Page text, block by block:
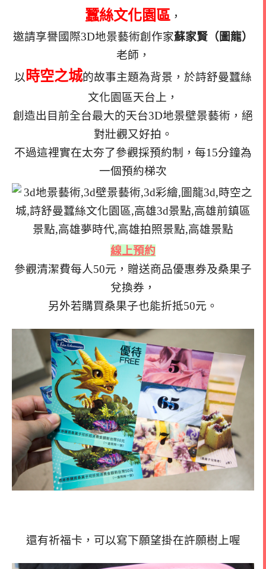
蠶絲文化園區，
邀請享譽國際3D地景藝術創作家蘇家賢（圖龍）
老師，
以 時空之城的故事主題為背景，於詩舒曼蠶絲
文化園區天台上，
創造出目前全台最大的天台3D地景壁景藝術，絕
對壯觀又好拍。
不過這裡實在太夯了參觀採預約制，每15分鐘為
一個預約梯次
線上預約
參觀清潔費每人50元，贈送商品優惠券及桑果子
兌換券，
另外若購買桑果子也能折抵50元。
還有祈福卡，可以寫下願望掛在許願樹上喔